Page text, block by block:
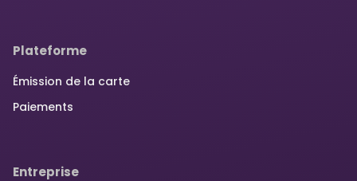
Plateforme
Émission de la carte
Paiements
Entreprise